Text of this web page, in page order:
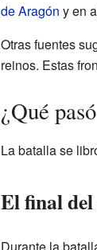
de Aragón y en
Otras fuentes
reinos. Estas
¿Qué
La batalla se
El final
Durante la